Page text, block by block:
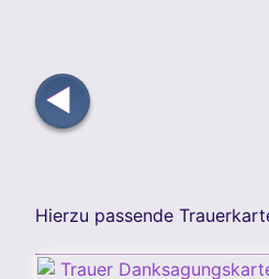
◀
Hierzu passende